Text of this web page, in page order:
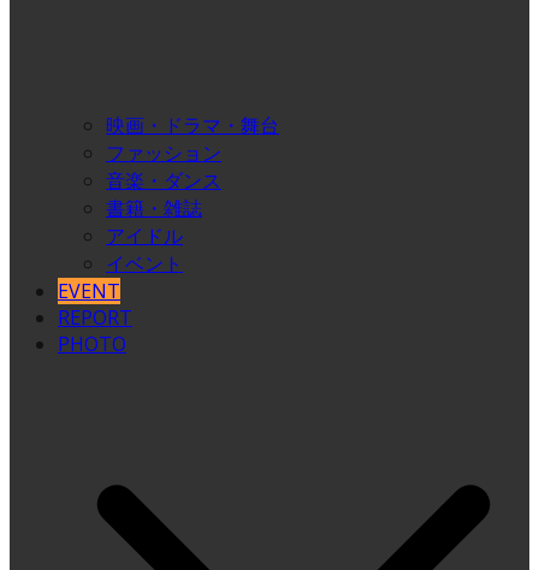
映画・ドラマ・舞台
ファッション
音楽・ダンス
書籍・雑誌
アイドル
イベント
EVENT
REPORT
PHOTO